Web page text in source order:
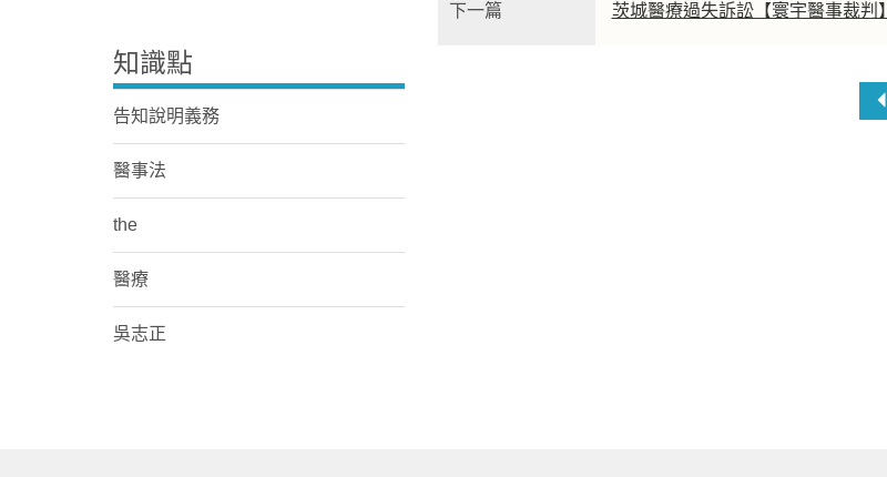
下一篇 茨城醫療過失訴訟【寰宇醫事裁判】
知識點
告知說明義務
醫事法
the
醫療
吳志正